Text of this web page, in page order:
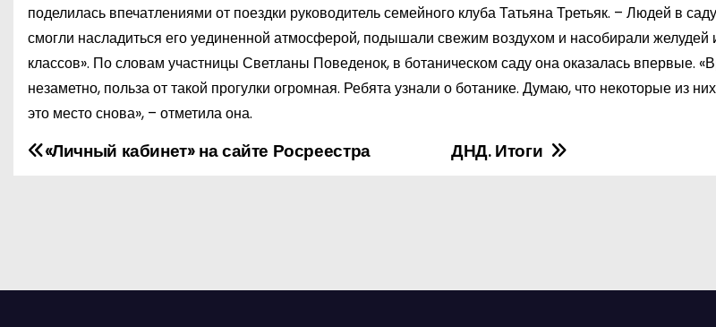
поделилась впечатлениями от поездки руководитель семейного клуба Татьяна Третьяк. – Людей в
смогли насладиться его уединенной атмосферой, подышали свежим воздухом и насобирали желудей
классов». По словам участницы Светланы Поведенок, в ботаническом саду она оказалась впервые.
незаметно, польза от такой прогулки огромная. Ребята узнали о ботанике. Думаю, что некоторые из
это место снова», – отметила она.
Н
ДНД. Итоги
«Личный кабинет» на сайте Росреестра